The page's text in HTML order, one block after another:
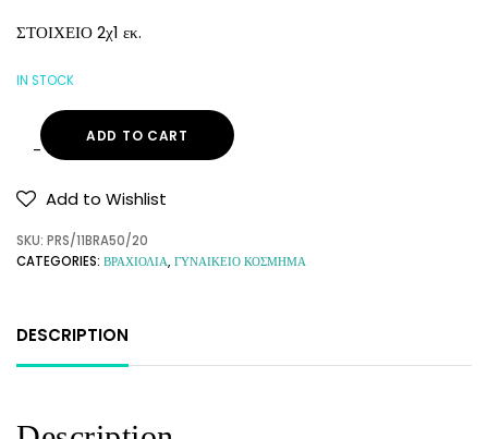
ΣΤΟΙΧΕΙΟ 2χ1 εκ.
IN STOCK
ADD TO CART
Add to Wishlist
SKU: PRS/11BRA50/20
CATEGORIES: ΒΡΑΧΙΟΛΙΑ,ΓΥΝΑΙΚΕΙΟ ΚΟΣΜΗΜΑ
DESCRIPTION